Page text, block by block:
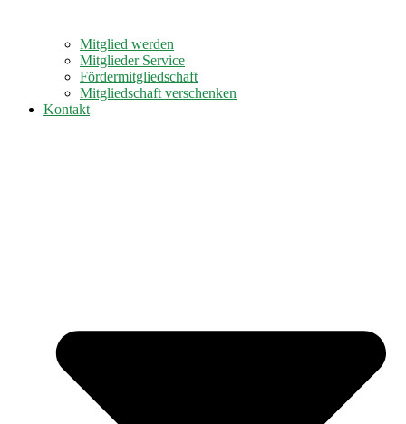
Mitglied werden
Mitglieder Service
Fördermitgliedschaft
Mitgliedschaft verschenken
Kontakt